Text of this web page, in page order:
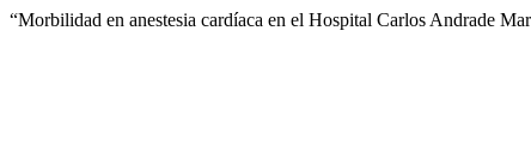
“Morbilidad en anestesia cardíaca en el Hospital Carlos Andrade